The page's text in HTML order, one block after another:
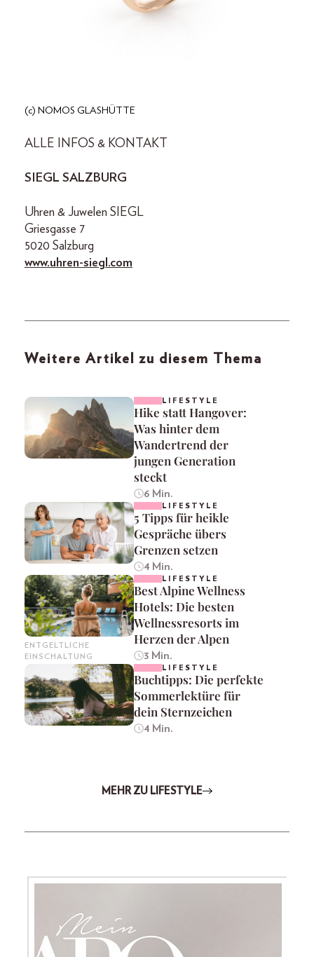
(c) NOMOS GLASHÜTTE
ALLE INFOS & KONTAKT
SIEGL SALZBURG
Uhren & Juwelen SIEGL
Griesgasse 7
5020 Salzburg
www.uhren-siegl.com
Weitere Artikel zu diesem Thema
LIFESTYLE
Hike statt Hangover:
Was hinter dem
Wandertrend der
jungen Generation
steckt
6 Min.
LIFESTYLE
5 Tipps für heikle
Gespräche übers
Grenzen setzen
4 Min.
ENTGELTLICHE
EINSCHALTUNG
LIFESTYLE
Best Alpine Wellness
Hotels: Die besten
Wellnessresorts im
Herzen der Alpen
3 Min.
LIFESTYLE
Buchtipps: Die perfekte
Sommerlektüre für
dein Sternzeichen
4 Min.
MEHR ZU LIFESTYLE